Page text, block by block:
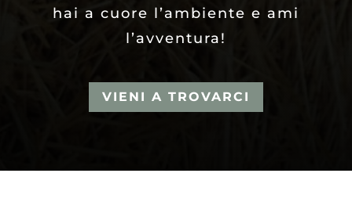
hai a cuore l’ambiente e ami
l’avventura!
VIENI A TROVARCI